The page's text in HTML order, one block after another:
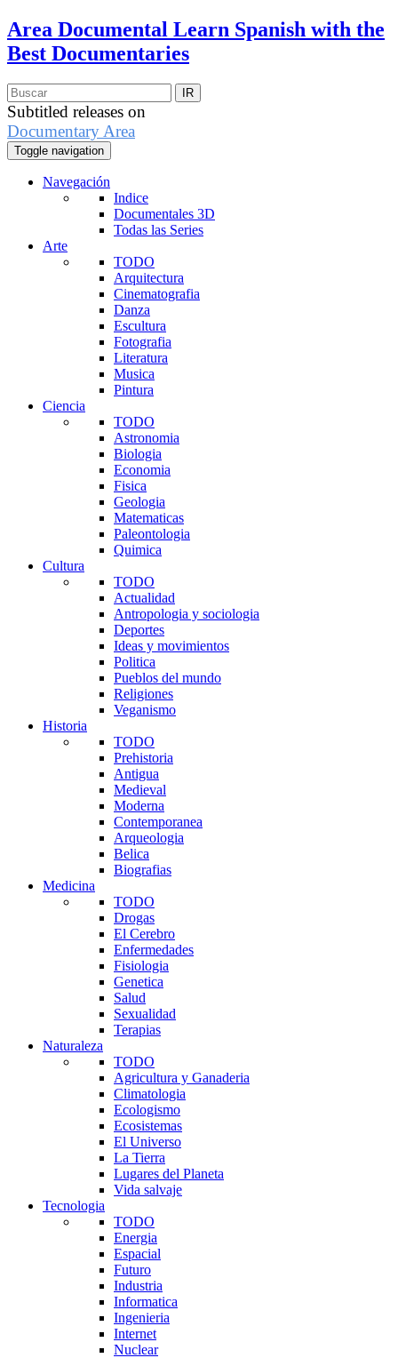
Area Documental Learn Spanish with the
Best Documentaries
Subtitled releases on
Documentary Area
Toggle navigation
Navegación
Indice
Documentales 3D
Todas las Series
Arte
TODO
Arquitectura
Cinematografia
Danza
Escultura
Fotografia
Literatura
Musica
Pintura
Ciencia
TODO
Astronomia
Biologia
Economia
Fisica
Geologia
Matematicas
Paleontologia
Quimica
Cultura
TODO
Actualidad
Antropologia y sociologia
Deportes
Ideas y movimientos
Politica
Pueblos del mundo
Religiones
Veganismo
Historia
TODO
Prehistoria
Antigua
Medieval
Moderna
Contemporanea
Arqueologia
Belica
Biografias
Medicina
TODO
Drogas
El Cerebro
Enfermedades
Fisiologia
Genetica
Salud
Sexualidad
Terapias
Naturaleza
TODO
Agricultura y Ganaderia
Climatologia
Ecologismo
Ecosistemas
El Universo
La Tierra
Lugares del Planeta
Vida salvaje
Tecnologia
TODO
Energia
Espacial
Futuro
Industria
Informatica
Ingenieria
Internet
Nuclear